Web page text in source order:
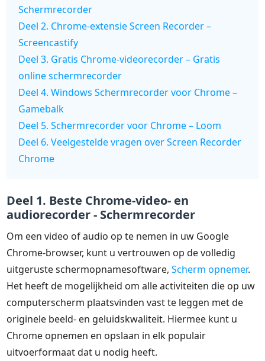
Schermrecorder
Deel 2. Chrome-extensie Screen Recorder –
Screencastify
Deel 3. Gratis Chrome-videorecorder – Gratis
online schermrecorder
Deel 4. Windows Schermrecorder voor Chrome –
Gamebalk
Deel 5. Schermrecorder voor Chrome – Loom
Deel 6. Veelgestelde vragen over Screen Recorder
Chrome
Deel 1. Beste Chrome-video- en
audiorecorder - Schermrecorder
Om een video of audio op te nemen in uw Google
Chrome-browser, kunt u vertrouwen op de volledig
uitgeruste schermopnamesoftware,Scherm opnemer.
Het heeft de mogelijkheid om alle activiteiten die op uw
computerscherm plaatsvinden vast te leggen met de
originele beeld- en geluidskwaliteit. Hiermee kunt u
Chrome opnemen en opslaan in elk populair
uitvoerformaat dat u nodig heeft.